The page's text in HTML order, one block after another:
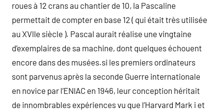
roues à 12 crans au chantier de 10, la Pascaline
permettait de compter en base 12 ( qui était très utilisée
au XVIIe siècle ). Pascal aurait réalise une vingtaine
d’exemplaires de sa machine, dont quelques échouent
encore dans des musées.si les premiers ordinateurs
sont parvenus après la seconde Guerre internationale
en novice par l’ENIAC en 1946, leur conception héritait
de innombrables expériences vu que l’Harvard Mark i et